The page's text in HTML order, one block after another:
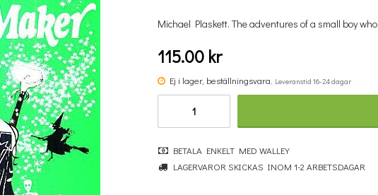
Benjamin Britten: Simple Symphony For String Orchestra - Study Score
Michael Plaskett. The adventures of a small boy
115.00 kr
Ej i lager, beställningsvara. Leveranstid 16-24 dagar
BETALA ENKELT MED WALLEY
LAGERVAROR SKICKAS INOM 1-2 ARBETSDAGAR